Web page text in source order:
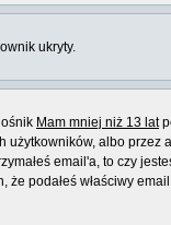
ukryty.
Mam mniej niż 13 lat
albo przez
email'a, to czy
podałeś właściwy